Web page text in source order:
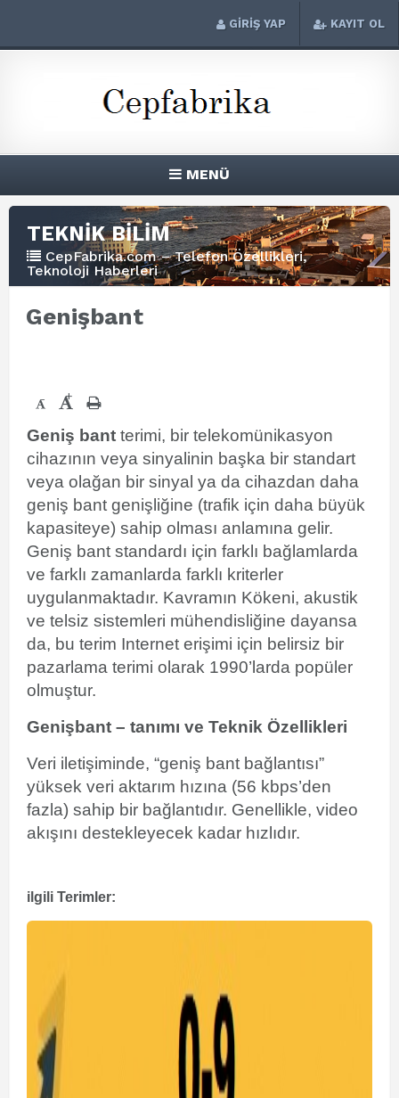
GİRİŞ YAP KAYIT OL
MENÜ
TEKNİK BİLİM
CepFabrika.com – Telefon Özellikleri,
Teknoloji Haberleri
Genişbant
- +
Geniş bant terimi, bir telekomünikasyon
cihazının veya sinyalinin başka bir standart
veya olağan bir sinyal ya da cihazdan daha
geniş bant genişliğine (trafik için daha büyük
kapasiteye) sahip olması anlamına gelir.
Geniş bant standardı için farklı bağlamlarda
ve farklı zamanlarda farklı kriterler
uygulanmaktadır. Kavramın Kökeni, akustik
ve telsiz sistemleri mühendisliğine dayansa
da, bu terim Internet erişimi için belirsiz bir
pazarlama terimi olarak 1990’larda popüler
olmuştur.
Genişbant – tanımı ve Teknik Özellikleri
Veri iletişiminde, “geniş bant bağlantısı”
yüksek veri aktarım hızına (56 kbps’den
fazla) sahip bir bağlantıdır. Genellikle, video
akışını destekleyecek kadar hızlıdır.
ilgili Terimler: